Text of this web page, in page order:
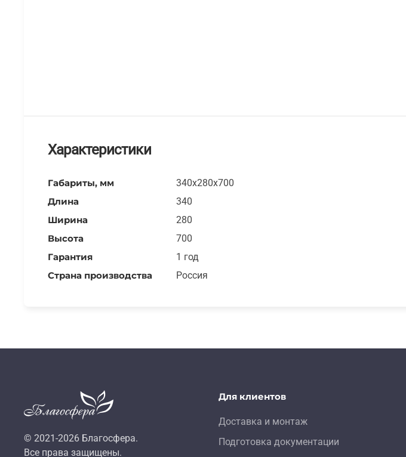
Характеристики
Габариты, мм
340х280х700
Длина
340
Ширина
280
Высота
700
Гарантия
1 год
Страна производства
Россия
© 2021-2026 Благосфера.
Все права защищены.
Для клиентов
Доставка и монтаж
Подготовка документации